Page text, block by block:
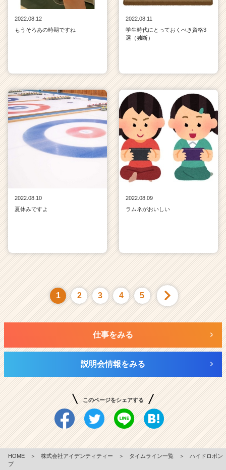
2022.08.12
もうそろあの時期ですね
2022.08.11
学生時代にとっておくべき資格3
選（独断）
2022.08.10
夏休みですよ
2022.08.09
ラムネがおいしい
1 2 3 4 5
仕事をみる
説明会情報をみる
このページをシェアする
HOME ＞ 株式会社アイデンティティー ＞ タイムライン一覧 ＞
ハイドロポン
プ